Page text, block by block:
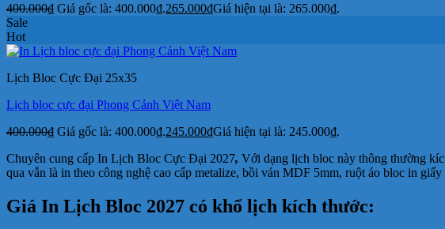
400.000₫ Giá gốc là: 400.000₫.265.000₫Giá hiện tại là: 265.000₫.
Sale
Hot
Lịch Bloc Cực Đại 25x35
Lịch bloc cực đại Phong Cảnh Việt Nam
400.000₫ Giá gốc là: 400.000₫.245.000₫Giá hiện tại là: 245.000₫.
Chuyên cung cấp In Lịch Bloc Cực Đại 2027, Với dạng lịch bloc này thông thường
qua vẫn là in theo công nghệ cao cấp metalize, bồi ván MDF 5mm, ruột áo bloc in
Giá In Lịch Bloc 2027 có khổ lịch kích thước: